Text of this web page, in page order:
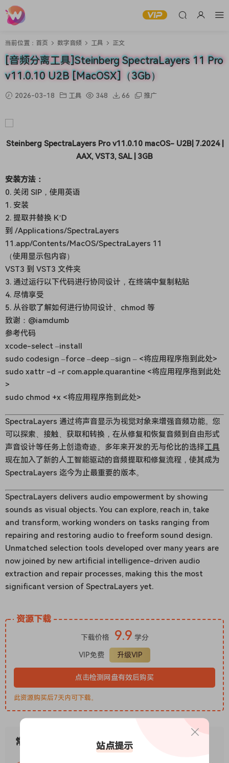
当前位置： 首页 数字音频 工具 正文
[音频分离工具]Steinberg SpectraLayers 11 Pro
v11.0.10 U2B [MacOSX]（3Gb）
2026-03-18 工具 348 66 推广
Steinberg SpectraLayers Pro v11.0.10 macOS- U2B| 7.2024 |
AAX, VST3, SAL | 3GB
安装方法：
0. 关闭 SIP，使用英语
1. 安装
2. 提取并替换 K’D
到 /Applications/SpectraLayers
11.app/Contents/MacOS/SpectraLayers 11
（使用显示包内容）
VST3 到 VST3 文件夹
3. 通过运行以下代码进行协同设计，在终端中复制粘贴
4. 尽情享受
5. 从谷歌了解如何进行协同设计、chmod 等
致谢：@iamdumb
参考代码
xcode-select –install
sudo codesign –force –deep –sign – <将应用程序拖到此处>
sudo xattr -d -r com.apple.quarantine <将应用程序拖到此处
>
sudo chmod +x <将应用程序拖到此处>
SpectraLayers 通过将声音显示为视觉对象来增强音频功能。您
可以探索、接触、获取和转换，在从修复和恢复音频到自由形式
声音设计等任务上创造奇迹。多年来开发的无与伦比的选择工具
现在加入了新的人工智能驱动的音频提取和修复流程，使其成为
SpectraLayers 迄今为止最重要的版本。
SpectraLayers delivers audio empowerment by showing
sounds as visual objects. You can explore, reach in, take
and transform, working wonders on tasks ranging from
repairing and restoring audio to freeform sound design.
Unmatched selection tools developed over many years are
now joined by new artificial intelligence-driven audio
extraction and repair processes, making this the most
significant version of SpectraLayers yet.
资源下载
下载价格 9.9 学分
VIP免费 升级VIP
点击检测网盘有效后购买
此资源购买后7天内可下载。
常见问题 站点提示